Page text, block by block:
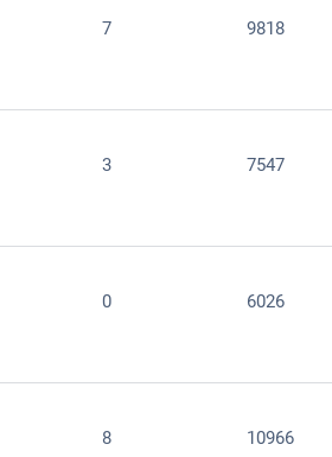
7 9818
3 7547
0 6026
8 10966